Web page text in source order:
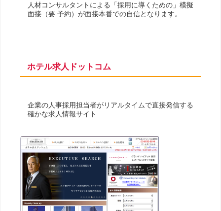
人材コンサルタントによる「採用に導くための」模擬
面接（要 予約）が面接本番での自信となります。
ホテル求人ドットコム
企業の人事採用担当者がリアルタイムで直接発信する
確かな求人情報サイト